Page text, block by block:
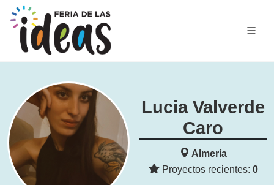
Lucia Valverde
Caro
Almería
Proyectos recientes: 0